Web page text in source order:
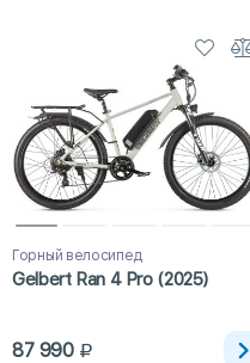
Горный велосипед
Gelbert Ran 4 Pro (2025)
87 990